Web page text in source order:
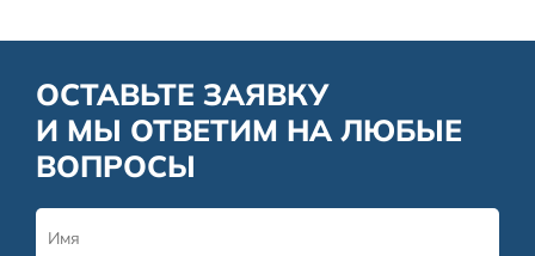
ОСТАВЬТЕ ЗАЯВКУ
И МЫ ОТВЕТИМ НА ЛЮБЫЕ
ВОПРОСЫ